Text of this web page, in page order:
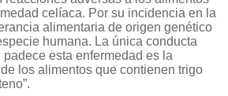
celíaca. Por su incidencia en la
alimentaria de origen genético
humana. La única conducta
esta enfermedad es la
los alimentos que contienen trigo